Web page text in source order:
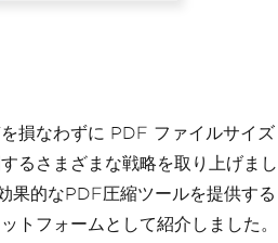
損なわずに PDF ファイルサイズ
るさまざまな戦略を取り上げまし
果的なPDF圧縮ツールを提供する
トフォームとして紹介しました。